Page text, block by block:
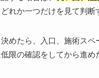
れか一つだけを見て判断
めたら、入口、施術ス
限の確認をしてから進め